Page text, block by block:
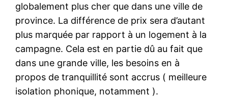
globalement plus cher que dans une ville de
province. La différence de prix sera d’autant
plus marquée par rapport à un logement à la
campagne. Cela est en partie dû au fait que
dans une grande ville, les besoins en à
propos de tranquillité sont accrus ( meilleure
isolation phonique, notamment ).